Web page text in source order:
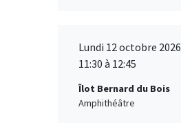
Lundi 12 octobre 2026
11:30 à 12:45
Îlot Bernard du Bois
Amphithéâtre